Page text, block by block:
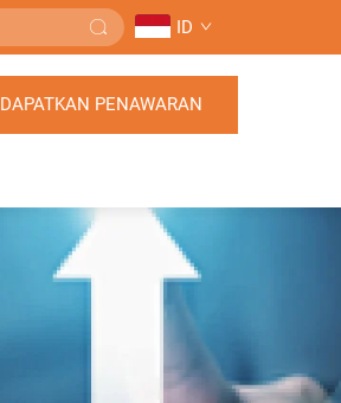
ID
DAPATKAN PENAWARAN